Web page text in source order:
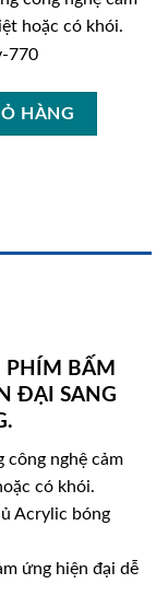
tại
là:
hoặc có khói.
HÀNG
PHÍM BẤM
ĐẠI SANG
công nghệ cảm
có khói.
Acrylic bóng
ứng hiện đại dễ